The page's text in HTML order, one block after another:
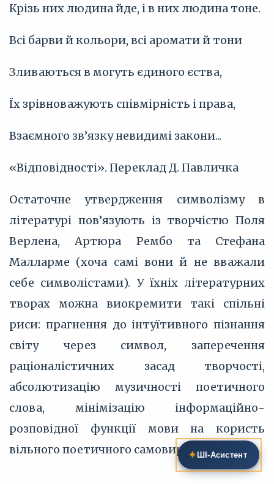
Крізь них людина йде, і в них людина тоне.
Всі барви й кольори, всі аромати й тони
Зливаються в могуть єдиного єства,
Їх зрівноважують співмірність і права,
Взаємного зв’язку невидимі закони...
«Відповідності». Переклад Д. Павличка
Остаточне утвердження символізму в
літературі пов’язують із творчістю Поля
Верлена, Артюра Рембо та Стефана
Малларме (хоча самі вони й не вважали
себе символістами). У їхніх літературних
творах можна виокремити такі спільні
риси: прагнення до інтуїтивного пізнання
світу через символ, заперечення
раціоналістичних засад творчості,
абсолютизацію музичності поетичного
слова, мінімізацію інформаційно-
розповідної функції мови на користь
вільного поетичного самовираження.
✦ШІ‑Асистент